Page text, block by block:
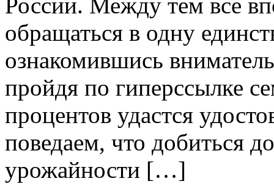
России. Между тем все
обращаться в одну
ознакомившись
пройдя по гиперссылке
процентов удастся
поведаем, что добиться
урожайности […]